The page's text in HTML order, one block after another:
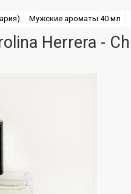
Мужские ароматы 40 мл
Herrera -